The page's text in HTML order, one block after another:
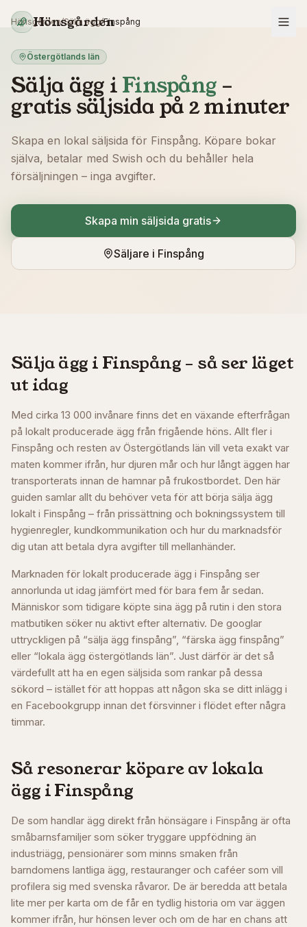
Hönsgården
Hönsgården/Sälja ägg/Finspång
Östergötlands län
Sälja ägg iFinspång –
gratis säljsida på 2 minuter
Skapa en lokal säljsida för Finspång. Köpare bokar
själva, betalar med Swish och du behåller hela
försäljningen – inga avgifter.
Skapa min säljsida gratis
Säljare i Finspång
Sälja ägg i Finspång – så ser läget
ut idag
Med cirka 13 000 invånare finns det en växande efterfrågan
på lokalt producerade ägg från frigående höns. Allt fler i
Finspång och resten av Östergötlands län vill veta exakt var
maten kommer ifrån, hur djuren mår och hur långt äggen har
transporterats innan de hamnar på frukostbordet. Den här
guiden samlar allt du behöver veta för att börja sälja ägg
lokalt i Finspång – från prissättning och bokningssystem till
hygienregler, kundkommunikation och hur du marknadsför
dig utan att betala dyra avgifter till mellanhänder.
Marknaden för lokalt producerade ägg i Finspång ser
annorlunda ut idag jämfört med för bara fem år sedan.
Människor som tidigare köpte sina ägg på rutin i den stora
matbutiken söker nu aktivt efter alternativ. De googlar
uttryckligen på “sälja ägg finspång”, “färska ägg finspång”
eller “lokala ägg östergötlands län”. Just därför är det så
värdefullt att ha en egen säljsida som rankar på dessa
sökord – istället för att hoppas att någon ska se ditt inlägg i
en Facebookgrupp innan det försvinner i flödet efter några
timmar.
Så resonerar köpare av lokala
ägg iFinspång
De som handlar ägg direkt från hönsägare i Finspång är ofta
småbarnsfamiljer som söker tryggare uppfödning än
industriägg, pensionärer som minns smaken från
barndomens lantliga ägg, restauranger och caféer som vill
profilera sig med svenska råvaror. De är beredda att betala
lite mer per karta om de får en tydlig historia om var äggen
kommer ifrån, hur hönsen lever och om de har en chans att